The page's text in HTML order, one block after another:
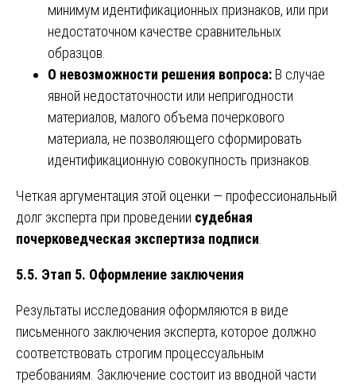
минимум идентификационных признаков, или при
недостаточном качестве сравнительных
образцов.
О невозможности решения вопроса: В случае
явной недостаточности или непригодности
материалов, малого объема почеркового
материала, не позволяющего сформировать
идентификационную совокупность признаков.
Четкая аргументация этой оценки — профессиональный
долг эксперта при проведении судебная
почерковедческая экспертиза подписи
5.5. Этап 5. Оформление заключения
Результаты исследования оформляются в виде
письменного заключения эксперта, которое должно
соответствовать строгим процессуальным
требованиям. Заключение состоит из вводной части